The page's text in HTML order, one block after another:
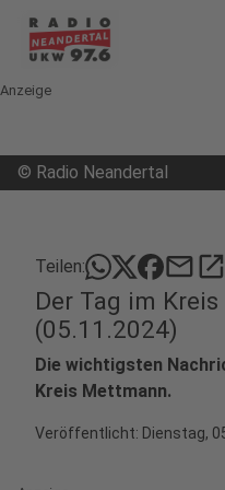
Anzeige
© Radio Neandertal
Teilen: mailopen_in_new
Der Tag im
(05.11.2024)
Die wichtigsten
Kreis Mettmann.
Veröffentlicht: Dienstag,